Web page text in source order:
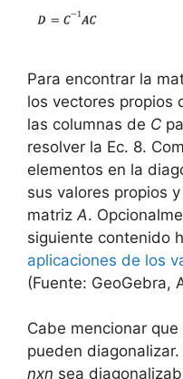
Para encontrar la
los vectores propios
las columnas de C
resolver la Ec. 8.
elementos en la
sus valores propios
matriz A.
siguiente contenido
aplicaciones de los
(Fuente: GeoGebra,
Cabe mencionar
pueden
nxn sea